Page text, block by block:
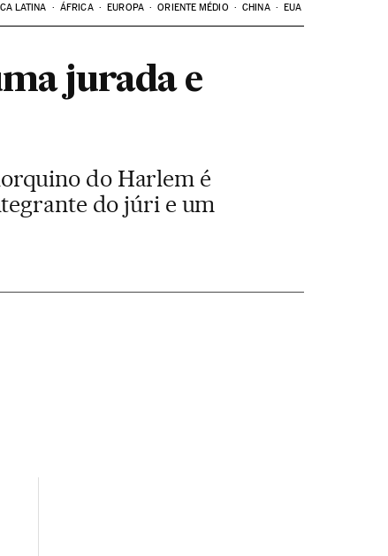
LATINA ÁFRICA EUROPA ORIENTE MÉDIO CHINA EUA
jurada e
do Harlem é
do júri e um